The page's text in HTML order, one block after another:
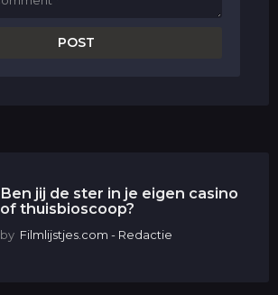
Ben jij de ster in je eigen casino
of thuisbioscoop?
by Filmlijstjes.com - Redactie